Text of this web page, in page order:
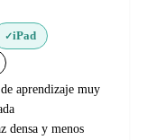
✓iPad
aprendizaje muy
densa y menos